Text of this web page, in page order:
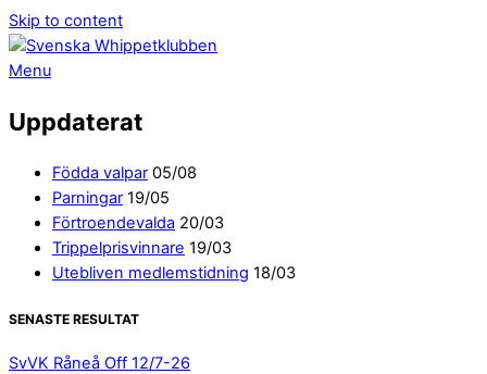
Skip to content
Menu
Uppdaterat
Födda valpar 05/08
Parningar 19/05
Förtroendevalda 20/03
Trippelprisvinnare 19/03
Utebliven medlemstidning 18/03
SENASTE RESULTAT
SvVK Råneå Off 12/7-26